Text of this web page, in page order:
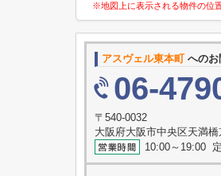
※地図上に表示される物件の位
アスヴェル東本町へのお
06-
〒540-0032
大阪府大阪市中央区天満
10:00～19:00